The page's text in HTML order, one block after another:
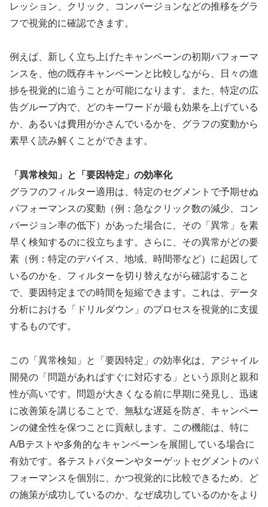
レッション、クリック、コンバージョンなどの推移をグラ
フで視覚的に確認できます。
例えば、新しく立ち上げたキャンペーンの初期パフォーマ
ンスを、他の既存キャンペーンと比較しながら、日々の進
捗を視覚的に追うことが可能になります。また、特定の広
告グループ内で、どのキーワードが最も効果を上げている
か、あるいは費用がかさんでいるかを、グラフの変動から
素早く読み解くことができます。
「異常検知」と「要因特定」の効率化
グラフのフィルター適用は、特定のセグメントで予期せぬ
パフォーマンスの変動（例：急なクリック数の減少、コン
バージョン率の低下）があった場合に、その「異常」を素
早く検知するのに役立ちます。さらに、その異常がどの要
素（例：特定のデバイス、地域、時間帯など）に起因して
いるのかを、フィルターを切り替えながら確認すること
で、要因特定までの時間を短縮できます。これは、データ
分析における「ドリルダウン」のプロセスを視覚的に支援
するものです。
この「異常検知」と「要因特定」の効率化は、アジャイル
開発の「問題があればすぐに対応する」という原則と親和
性が高いです。問題が大きくなる前に早期に発見し、迅速
に改善策を講じることで、無駄な遅延を防ぎ、キャンペー
ンの健全性を保つことに貢献します。この機能は、特に
A/Bテストや多角的なキャンペーンを展開している場合に
有効です。各テストパターンやターゲットセグメントのパ
フォーマンスを個別に、かつ視覚的に比較できるため、ど
の施策が成功しているのか、なぜ成功しているのかをより